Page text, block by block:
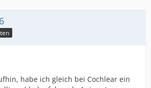
habe ich gleich bei Cochlear ein